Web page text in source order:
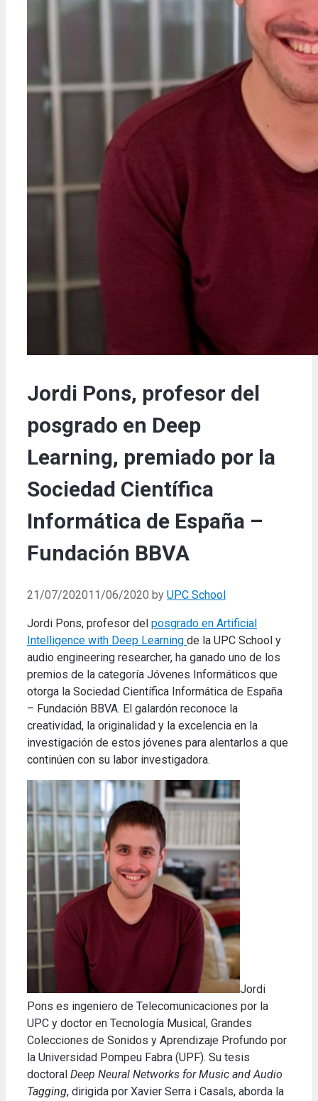
Jordi Pons, profesor del
posgrado en Deep
Learning, premiado por la
Sociedad Científica
Informática de España –
Fundación BBVA
21/07/202011/06/2020 by UPC School
Jordi Pons, profesor del posgrado en Artificial
Intelligence with Deep Learning de la UPC School y
audio engineering researcher, ha ganado uno de los
premios de la categoría Jóvenes Informáticos que
otorga la Sociedad Científica Informática de España
– Fundación BBVA. El galardón reconoce la
creatividad, la originalidad y la excelencia en la
investigación de estos jóvenes para alentarlos a que
continúen con su labor investigadora.
Jordi
Pons es ingeniero de Telecomunicaciones por la
UPC y doctor en Tecnología Musical, Grandes
Colecciones de Sonidos y Aprendizaje Profundo por
la Universidad Pompeu Fabra (UPF). Su tesis
doctoral Deep Neural Networks for Music and Audio
Tagging, dirigida por Xavier Serra i Casals, aborda la